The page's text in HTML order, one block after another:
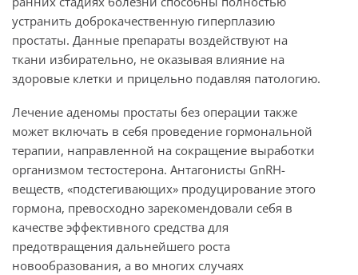
устранить доброкачественную гиперплазию
простаты. Данные препараты воздействуют на
ткани избирательно, не оказывая влияние на
здоровые клетки и прицельно подавляя патологию.
Лечение аденомы простаты без операции также
может включать в себя проведение гормональной
терапии, направленной на сокращение выработки
организмом тестостерона. Антагонисты GnRH-
веществ, «подстегивающих» продуцирование этого
гормона, превосходно зарекомендовали себя в
качестве эффективного средства для
предотвращения дальнейшего роста
новообразования, а во многих случаях